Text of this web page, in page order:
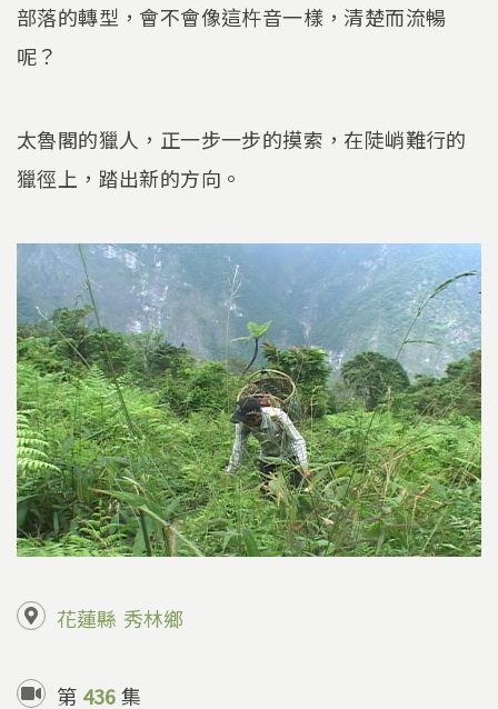
部落的轉型，會不會像這杵音一樣，清楚而流暢
呢？
太魯閣的獵人，正一步一步的摸索，在陡峭難行的
獵徑上，踏出新的方向。
花蓮縣 秀林鄉
第 436集